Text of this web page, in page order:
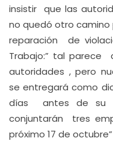
insistir que las
no quedó otro
reparación de
Trabajo:” tal parece
autoridades , pero
se entregará como
días antes de su
conjuntarán tres
próximo 17 de octubre”